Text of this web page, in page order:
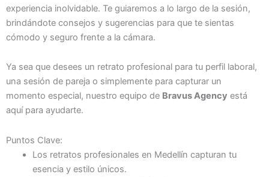
experiencia inolvidable. Te guiaremos a lo largo de la sesión,
brindándote consejos y sugerencias para que te sientas
cómodo y seguro frente a la cámara.
Ya sea que desees un retrato profesional para tu perfil laboral,
una sesión de pareja o simplemente para capturar un
momento especial, nuestro equipo de Bravus Agency está
aquí para ayudarte.
Puntos Clave:
Los retratos profesionales en Medellín capturan tu
esencia y estilo únicos.